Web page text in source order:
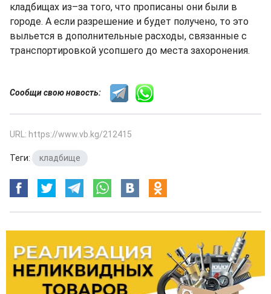
кладбищах из–за того, что прописаны они были в
городе. А если разрешение и будет получено, то это
выльется в дополнительные расходы, связанные с
транспортировкой усопшего до места захоронения.
Сообщи свою новость:
URL: https://www.vb.kg/212415
Теги: кладбище